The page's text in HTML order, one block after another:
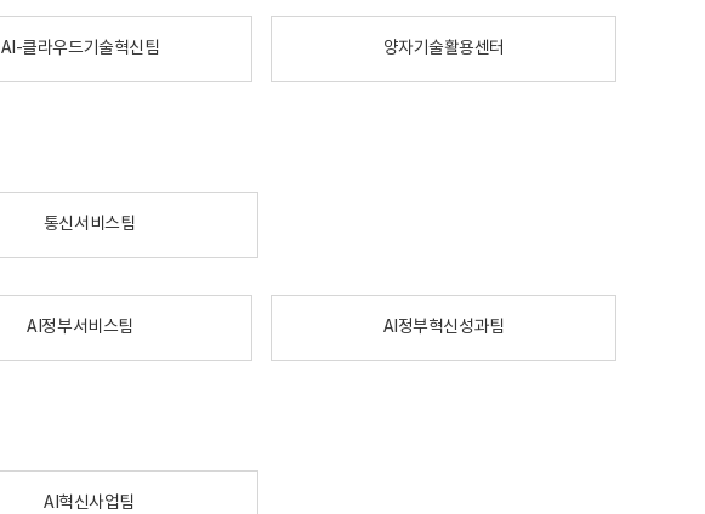
AI-클라우드기술혁신팀 양자기술활용센터
통신서비스팀
AI정부서비스팀 AI정부혁신성과팀
AI혁신사업팀